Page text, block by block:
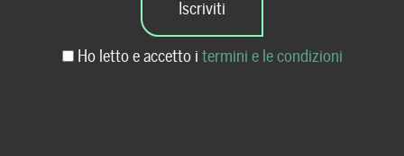
Ho letto e accetto i termini e le condizioni